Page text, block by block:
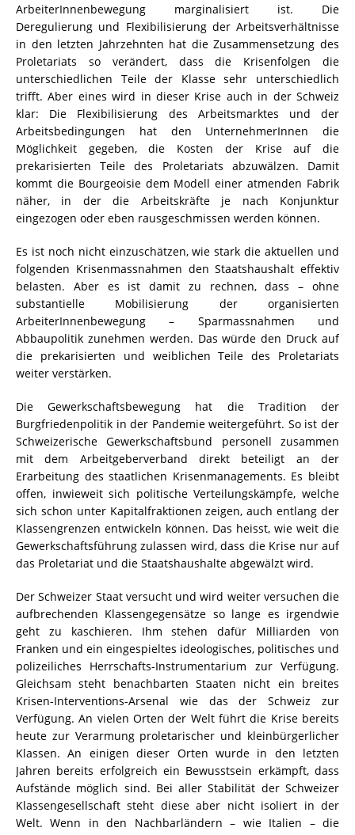
ArbeiterInnenbewegung marginalisiert ist. Die
Deregulierung und Flexibilisierung der Arbeitsverhältnisse
in den letzten Jahrzehnten hat die Zusammensetzung des
Proletariats so verändert, dass die Krisenfolgen die
unterschiedlichen Teile der Klasse sehr unterschiedlich
trifft. Aber eines wird in dieser Krise auch in der Schweiz
klar: Die Flexibilisierung des Arbeitsmarktes und der
Arbeitsbedingungen hat den UnternehmerInnen die
Möglichkeit gegeben, die Kosten der Krise auf die
prekarisierten Teile des Proletariats abzuwälzen. Damit
kommt die Bourgeoisie dem Modell einer atmenden Fabrik
näher, in der die Arbeitskräfte je nach Konjunktur
eingezogen oder eben rausgeschmissen werden können.
Es ist noch nicht einzuschätzen, wie stark die aktuellen und
folgenden Krisenmassnahmen den Staatshaushalt effektiv
belasten. Aber es ist damit zu rechnen, dass – ohne
substantielle Mobilisierung der organisierten
ArbeiterInnenbewegung – Sparmassnahmen und
Abbaupolitik zunehmen werden. Das würde den Druck auf
die prekarisierten und weiblichen Teile des Proletariats
weiter verstärken.
Die Gewerkschaftsbewegung hat die Tradition der
Burgfriedenpolitik in der Pandemie weitergeführt. So ist der
Schweizerische Gewerkschaftsbund personell zusammen
mit dem Arbeitgeberverband direkt beteiligt an der
Erarbeitung des staatlichen Krisenmanagements. Es bleibt
offen, inwieweit sich politische Verteilungskämpfe, welche
sich schon unter Kapitalfraktionen zeigen, auch entlang der
Klassengrenzen entwickeln können. Das heisst, wie weit die
Gewerkschaftsführung zulassen wird, dass die Krise nur auf
das Proletariat und die Staatshaushalte abgewälzt wird.
Der Schweizer Staat versucht und wird weiter versuchen die
aufbrechenden Klassengegensätze so lange es irgendwie
geht zu kaschieren. Ihm stehen dafür Milliarden von
Franken und ein eingespieltes ideologisches, politisches und
polizeiliches Herrschafts-Instrumentarium zur Verfügung.
Gleichsam steht benachbarten Staaten nicht ein breites
Krisen-Interventions-Arsenal wie das der Schweiz zur
Verfügung. An vielen Orten der Welt führt die Krise bereits
heute zur Verarmung proletarischer und kleinbürgerlicher
Klassen. An einigen dieser Orten wurde in den letzten
Jahren bereits erfolgreich ein Bewusstsein erkämpft, dass
Aufstände möglich sind. Bei aller Stabilität der Schweizer
Klassengesellschaft steht diese aber nicht isoliert in der
Welt. Wenn in den Nachbarländern – wie Italien – die